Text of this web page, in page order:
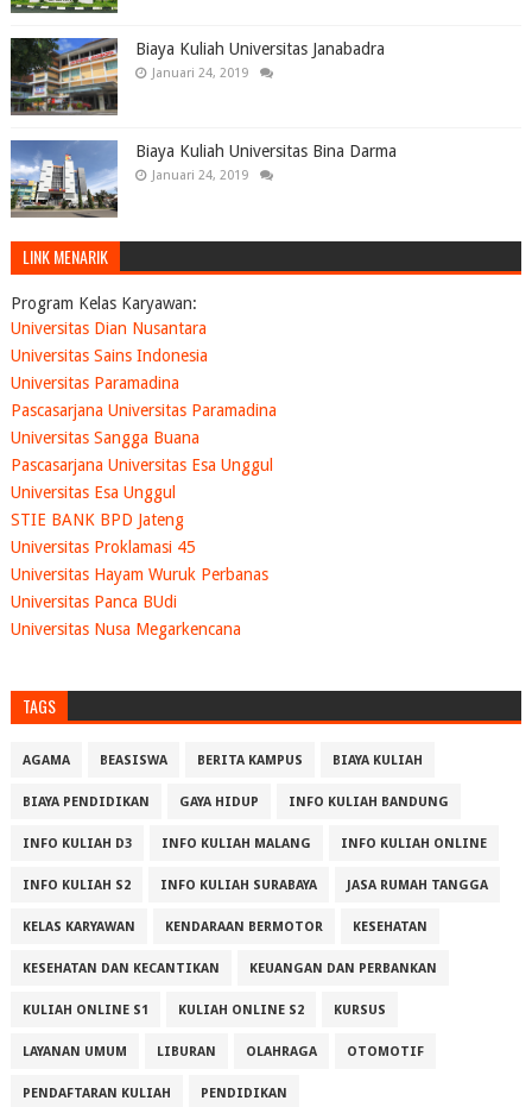
Biaya Kuliah Universitas Janabadra
Januari 24, 2019
Biaya Kuliah Universitas Bina Darma
Januari 24, 2019
LINK MENARIK
Program Kelas Karyawan:
Universitas Dian Nusantara
Universitas Sains Indonesia
Universitas Paramadina
Pascasarjana Universitas Paramadina
Universitas Sangga Buana
Pascasarjana Universitas Esa Unggul
Universitas Esa Unggul
STIE BANK BPD Jateng
Universitas Proklamasi 45
Universitas Hayam Wuruk Perbanas
Universitas Panca BUdi
Universitas Nusa Megarkencana
TAGS
AGAMA BEASISWA BERITA KAMPUS BIAYA KULIAH
BIAYA PENDIDIKAN GAYA HIDUP INFO KULIAH BANDUNG
INFO KULIAH D3 INFO KULIAH MALANG INFO KULIAH ONLINE
INFO KULIAH S2 INFO KULIAH SURABAYA JASA RUMAH TANGGA
KELAS KARYAWAN KENDARAAN BERMOTOR KESEHATAN
KESEHATAN DAN KECANTIKAN KEUANGAN DAN PERBANKAN
KULIAH ONLINE S1 KULIAH ONLINE S2 KURSUS
LAYANAN UMUM LIBURAN OLAHRAGA OTOMOTIF
PENDAFTARAN KULIAH PENDIDIKAN